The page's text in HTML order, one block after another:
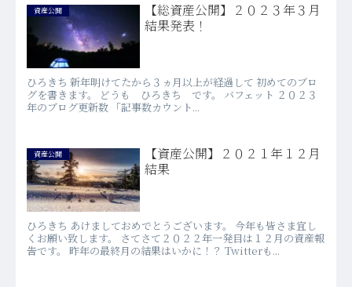
資産公開
【総資産公開】２０２３年３月
結果発表！
ひろきち 新年明けてたから３ヵ月以上が経過して 初めてのブロ
グを書きます。 どうも ひろきち です。 バフェット ２０２３
年のブログ更新数 「記事数カウント...
資産公開
【資産公開】２０２１年１２月
結果
ひろきち あけましておめでとうございます。 今年も皆さま宜し
くお願い致します。 さてさて２０２２年一発目は１２月の資産報
告です。 昨年の最終月の結果はいかに！？ Twitterも...